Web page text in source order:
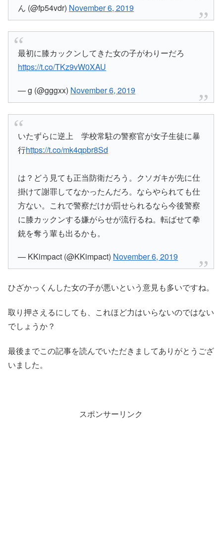
ん (@fp54vdr) November 6, 2019
最初に膝カックンしてきた女の子がわりーだろ
https://t.co/TKz9vW0XAU
— g (@gggxx) November 6, 2019
いたずらに逆上 学校常駐の警察官が女子生徒に暴
行https://t.co/mk4qpbr8Sd
は？どう見ても正当防衛だろう。クソガキが先に仕
掛けて謝罪してなかったんだろ。ならやられても仕
方ない。これで警察だけが罰せられるなら今後警察
に膝カックンする嫌がらせが流行るね。転ばせて拳
銃を奪う輩も出るかも。
— KKimpact (@KKimpact) November 6, 2019
ひざかっくんした女の子が悪いという意見も多いですね。
取り押さえるにしても、これほど力はいらないのではない
でしょうか？
最後までこの記事を読んでいただきましてありがとうござ
いました。
スポンサーリンク